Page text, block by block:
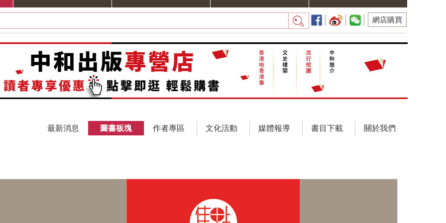
網店購買
最新消息 圖書板塊 作者專區 文化活動 媒體報導 書目下載 關於我們